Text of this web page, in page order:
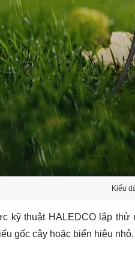
Kiểu
kỹ thuật HALEDCO lắp
gốc cây hoặc biển hiệu nhỏ.